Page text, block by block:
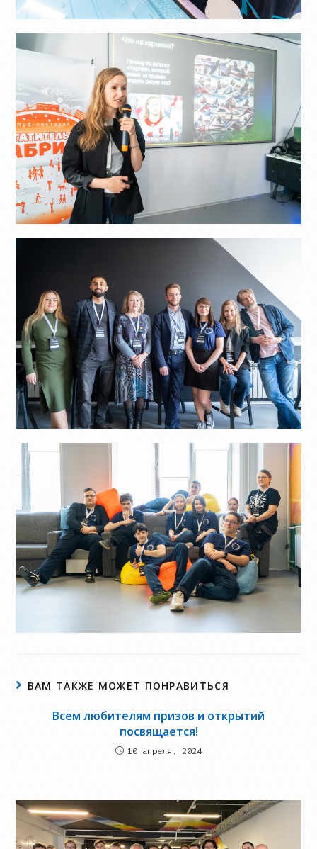
ВАМ ТАКЖЕ МОЖЕТ ПОНРАВИТЬСЯ
Всем любителям призов и открытий
посвящается!
10 апреля, 2024